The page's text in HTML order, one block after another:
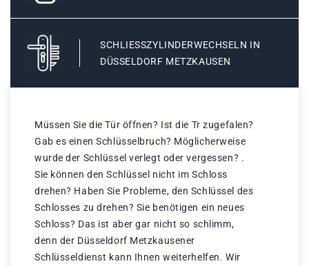
SCHLIESSZYLINDERWECHSELN IN D
ÜSSELDORF METZKAUSEN
Müssen Sie die Tür öffnen? Ist die Tr zugefalen?
Gab es einen Schlüsselbruch? Möglicherweise
wurde der Schlüssel verlegt oder vergessen? .
Sie können den Schlüssel nicht im Schloss
drehen? Haben Sie Probleme, den Schlüssel des
Schlosses zu drehen? Sie benötigen ein neues
Schloss? Das ist aber gar nicht so schlimm,
denn der Düsseldorf Metzkausener
Schlüsseldienst kann Ihnen weiterhelfen. Wir